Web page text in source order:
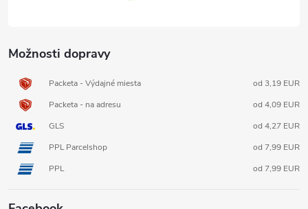
Možnosti dopravy
Packeta - Výdajné miesta
od 3,19 EUR
Packeta - na adresu
od 4,09 EUR
GLS
od 4,27 EUR
PPL Parcelshop
od 7,99 EUR
PPL
od 7,99 EUR